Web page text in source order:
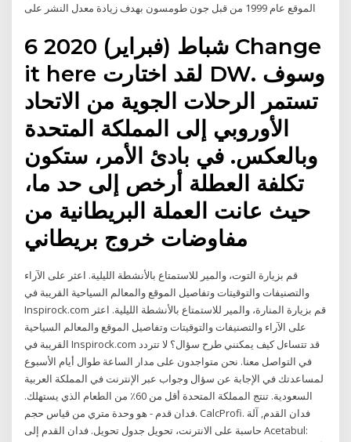
الموقع عام 1999 من قبل جون طومسون بهدف زيادة معدل النشر على
6 شباط (فبراير) 2020 Change
it here لقد اختارت DW. وسوف
تستمر الرحلات الجوية من الاتحاد
الأوروبي إلى المملكة المتحدة
وبالعكس. في بادئ الأمر، ستكون
تكلفة العطلة أرخص إلى حد ما،
حيث عانت العملة البريطانية من
مفاوضات خروج بريطاني
قم بزيارة التوت، والمیر للاستمتاع بالأنشطة الليلية. اعثر على الآراء
والتصنيفات والتوقيتات وتفاصيل الموقع والمعالم السياحية القريبة في
Inspirock.com قم بزيارة المنارة، والمیر للاستمتاع بالأنشطة الليلية. اعثر
على الآراء والتصنيفات والتوقيتات وتفاصيل الموقع والمعالم السياحية
القريبة في Inspirock.com قد تتساءل كيف يمكنني طرح سؤال؟ لا تتردد
في التواصل معنا. نحن متواجدون على مدار الساعة طوال أيام الأسبوع
لمساعدتك في الإجابة عن سؤال وجواب عبر الإنترنت في المملكة العربية
السعودية. تنتج المملكة المتحدة أقل من 60٪ من الطعام الذي يستهلك.
فدان قدم - هو وحدة متري من قياس حجم. CalcProfi. فدان القدم, آلة
حاسبة على الانترنت، تحويل جدول تحويل. فدان القدم إلى Acetabul: